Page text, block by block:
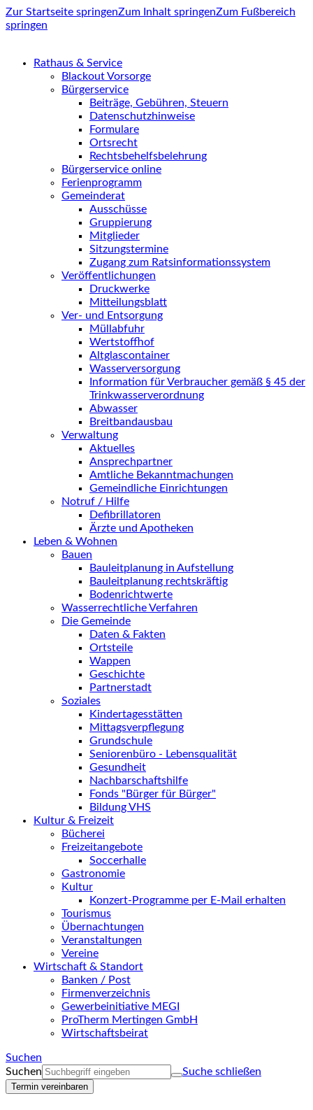
Zur Startseite springenZum Inhalt springenZum Fußbereich
springen
Rathaus & Service
Blackout Vorsorge
Bürgerservice
Beiträge, Gebühren, Steuern
Datenschutzhinweise
Formulare
Ortsrecht
Rechtsbehelfsbelehrung
Bürgerservice online
Ferienprogramm
Gemeinderat
Ausschüsse
Gruppierung
Mitglieder
Sitzungstermine
Zugang zum Ratsinformationssystem
Veröffentlichungen
Druckwerke
Mitteilungsblatt
Ver- und Entsorgung
Müllabfuhr
Wertstoffhof
Altglascontainer
Wasserversorgung
Information für Verbraucher gemäß § 45 der
Trinkwasserverordnung
Abwasser
Breitbandausbau
Verwaltung
Aktuelles
Ansprechpartner
Amtliche Bekanntmachungen
Gemeindliche Einrichtungen
Notruf / Hilfe
Defibrillatoren
Ärzte und Apotheken
Leben & Wohnen
Bauen
Bauleitplanung in Aufstellung
Bauleitplanung rechtskräftig
Bodenrichtwerte
Wasserrechtliche Verfahren
Die Gemeinde
Daten & Fakten
Ortsteile
Wappen
Geschichte
Partnerstadt
Soziales
Kindertagesstätten
Mittagsverpflegung
Grundschule
Seniorenbüro - Lebensqualität
Gesundheit
Nachbarschaftshilfe
Fonds "Bürger für Bürger"
Bildung VHS
Kultur & Freizeit
Bücherei
Freizeitangebote
Soccerhalle
Gastronomie
Kultur
Konzert-Programme per E-Mail erhalten
Tourismus
Übernachtungen
Veranstaltungen
Vereine
Wirtschaft & Standort
Banken / Post
Firmenverzeichnis
Gewerbeinitiative MEGI
ProTherm Mertingen GmbH
Wirtschaftsbeirat
Suchen
Suchen
Suche schließen
Termin vereinbaren